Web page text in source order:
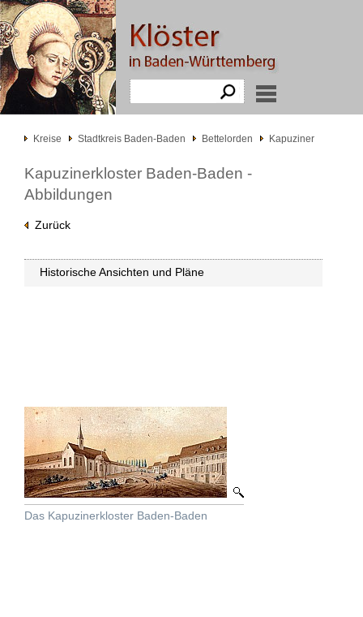
Kreise Stadtkreis Baden-Baden Bettelorden Kapuziner
Kapuzinerkloster Baden-Baden -
Abbildungen
Zurück
Historische Ansichten und Pläne
Das Kapuzinerkloster Baden-Baden